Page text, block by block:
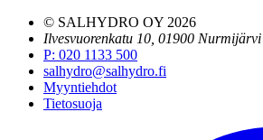
© SALHYDRO OY 2026
Ilvesvuorenkatu 10, 01900 Nurmijärvi
P: 020 1133 500
salhydro@salhydro.fi
Myyntiehdot
Tietosuoja